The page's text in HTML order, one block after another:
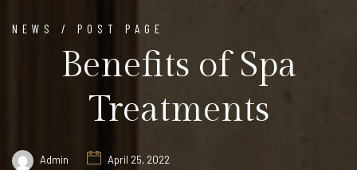
NEWS / POST PAGE
Benefits of Spa
Treatments
Admin April 25, 2022